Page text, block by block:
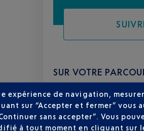
SUR VOTRE
expérience de navigation,
sur “Accepter et fermer” vous
sans accepter”. Vous
à tout moment en cliquant sur